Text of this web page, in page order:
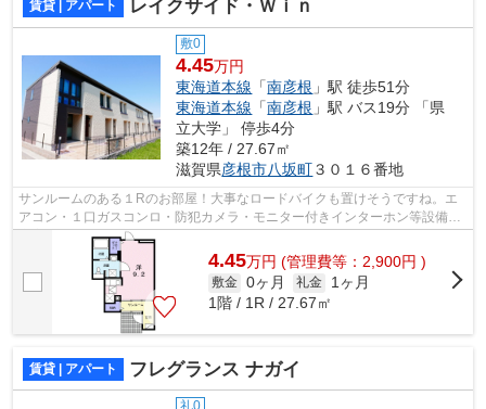
賃貸 | アパート レイクサイド・Ｗｉｎ
敷0
4.45万円
東海道本線 「南彦根 」駅 徒歩51分
東海道本線 「南彦根 」駅 バス19分 「県
立大学」 停歩4分
築12年 / 27.67㎡
滋賀県彦根市八坂町３０１６番地
サンルームのある１Rのお部屋！大事なロードバイクも置けそうですね。エ
アコン・１口ガスコンロ・防犯カメラ・モニター付きインターホン等設備も
充実です！
4.45万円 (管理費等：2,900円 )
敷金 0ヶ月 礼金
1ヶ月
1階 / 1R / 27.67㎡
賃貸 | アパート フレグランス ナガイ